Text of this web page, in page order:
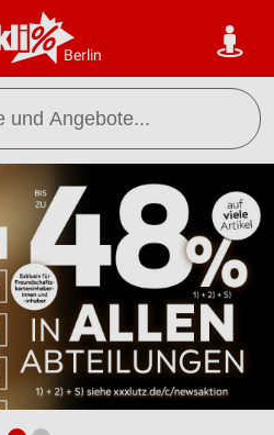
Berlin